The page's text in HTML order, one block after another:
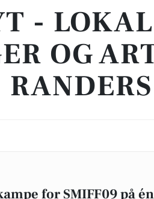
-
OG
RANDERS
for SMIFF09 på